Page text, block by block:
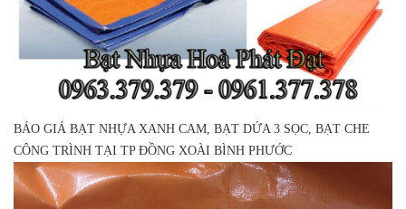
BÁO GIÁ BẠT NHỰA XANH CAM, BẠT DỨA 3 SỌC, BẠT CHE
CÔNG TRÌNH TẠI TP ĐỒNG XOÀI BÌNH PHƯỚC